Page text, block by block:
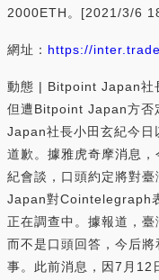
2000ETH。[2021/3/6
網址： https://inter.trade
動態 | Bitpoint Japan社
但遭Bitpoint Japan方
Japan社長小田玄紀今
道歉。據雅虎奇摩消息
紀會談，口頭約定將對
Japan對Cointelegraph
正在調查中。據報道，
而不是口頭回答，今后
事。此前消息，因7月12